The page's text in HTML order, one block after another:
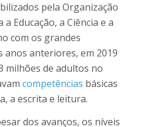
pela Organização
Educação, a Ciência e a
com os grandes
anteriores, em 2019
milhões de adultos no
competências básicas
a escrita e leitura.
dos avanços, os níveis